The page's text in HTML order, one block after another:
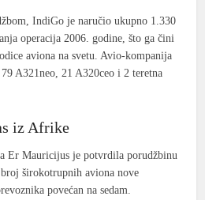
IndiGo je naručio ukupno 1.330
operacija 2006. godine, što ga čini
aviona na svetu. Avio-kompanija
A321neo, 21 A320ceo i 2 teretna
iz Afrike
Er Mauricijus je potvrdila porudžbinu
širokotrupnih aviona nove
povećan na sedam.